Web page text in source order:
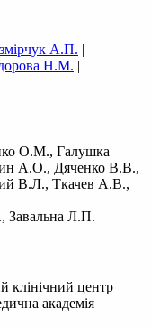
А.П. |
Н.М. |
О.М., Галушка
А.О., Дяченко В.В.,
В.Л., Ткачев А.В.,
Завальна Л.П.
клінічний центр
академія